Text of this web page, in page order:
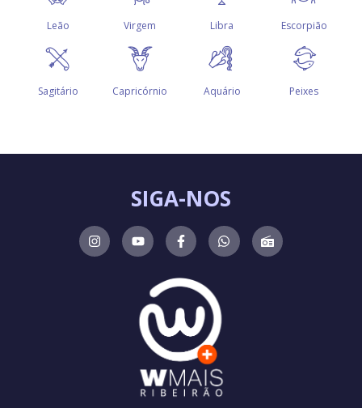
SIGA-NOS